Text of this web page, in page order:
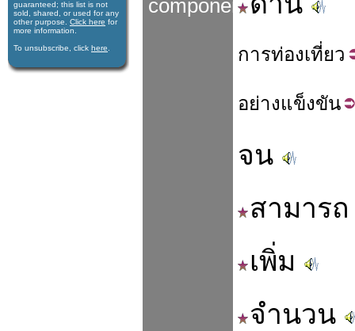
guaran­teed; this list is not
sold, shared, or used for any
other purpose. Click here for
more infor­mation.
To unsubscribe, click here
components
การท่องเที่ยว
อย่างแข็งขัน
จน
สามารถ
เพิ่ม
จำนวน